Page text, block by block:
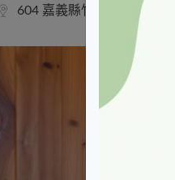
604 嘉義縣竹崎鄉光華村1